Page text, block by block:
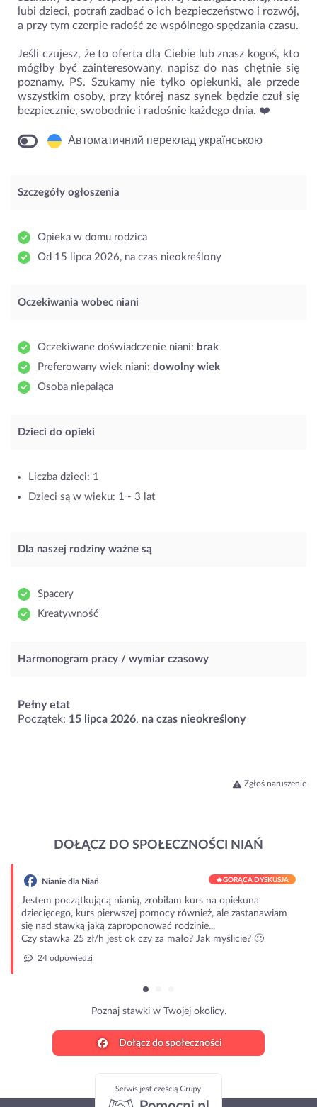
lubi dzieci, potrafi zadbać o ich bezpieczeństwo i rozwój,
a przy tym czerpie radość ze wspólnego spędzania czasu.
Jeśli czujesz, że to oferta dla Ciebie lub znasz kogoś, kto
mógłby być zainteresowany, napisz do nas chętnie się
poznamy. PS. Szukamy nie tylko opiekunki, ale przede
wszystkim osoby, przy której nasz synek będzie czuł się
bezpiecznie, swobodnie i radośnie każdego dnia. ❤️
Автоматичний переклад українською
Szczegóły ogłoszenia
Opieka w domu rodzica
Od 15 lipca 2026, na czas nieokreślony
Oczekiwania wobec niani
Oczekiwane doświadczenie niani: brak
Preferowany wiek niani: dowolny wiek
Osoba niepaląca
Dzieci do opieki
Liczba dzieci: 1
Dzieci są w wieku: 1 - 3 lat
Dla naszej rodziny ważne są
Spacery
Kreatywność
Harmonogram pracy / wymiar czasowy
Pełny etat
Początek: 15 lipca 2026, na czas nieokreślony
Zgłoś naruszenie
DOŁĄCZ DO SPOŁECZNOŚCI NIAŃ
Nianie dla Niań 🔥GORĄCA DYSKUSJA
Jestem początkującą nianią, zrobiłam kurs na opiekuna
dziecięcego, kurs pierwszej pomocy również, ale zastanawiam
się nad stawką jaką zaproponować rodzinie...
Czy stawka 25 zł/h jest ok czy za mało? Jak myślicie? 🙂
24 odpowiedzi
Poznaj stawki w Twojej okolicy.
Dołącz do społeczności